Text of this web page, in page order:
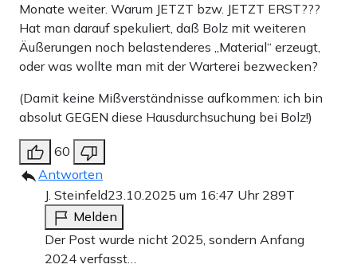
Monate weiter. Warum JETZT bzw. JETZT ERST???
Hat man darauf spekuliert, daß Bolz mit weiteren
Äußerungen noch belastenderes „Material“ erzeugt,
oder was wollte man mit der Warterei bezwecken?
(Damit keine Mißverständnisse aufkommen: ich bin
absolut GEGEN diese Hausdurchsuchung bei Bolz!)
60
Antworten
J. Steinfeld23.10.2025 um 16:47 Uhr 289T
Melden
Der Post wurde nicht 2025, sondern Anfang
2024 verfasst…